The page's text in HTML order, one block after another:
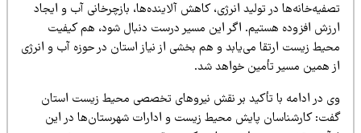
در تولید انرژی، کاهش آلاینده‌ها، بازچرخانی آب و ایجاد
افزوده هستیم. اگر این مسیر درست دنبال شود، هم کیفیت
زیست ارتقا می‌یابد و هم بخشی از نیاز استان در حوزه آب و انرژی
همین مسیر تأمین خواهد شد.
در ادامه با تأکید بر نقش نیروهای تخصصی محیط زیست استان
کارشناسان پایش محیط زیست و ادارات شهرستان‌ها در این